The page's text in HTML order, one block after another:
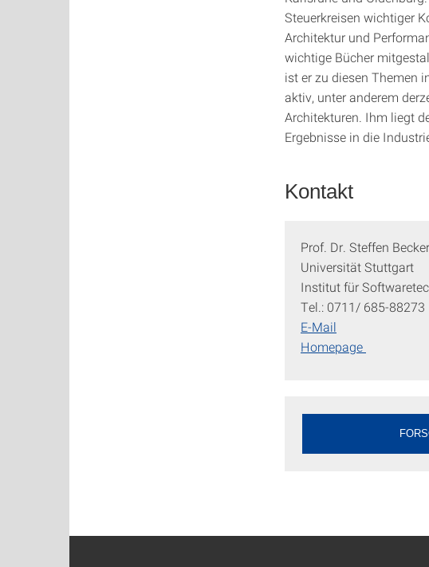
Steuerkreisen wichtiger
Architektur und
wichtige Bücher
ist er zu diesen Themen
aktiv, unter anderem
Architekturen. Ihm liegt
Ergebnisse in die
Kontakt
Prof. Dr. Steffen Becker
Universität Stuttgart
Institut für
Tel.: 0711/ 685-88273
E-Mail
Homepage